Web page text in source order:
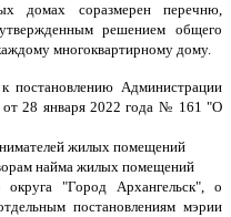
домах соразмерен перечню,
решением общего
многоквартирному дому.
Администрации
от 28 января 2022 года № 161 "О
жилых помещений
найма жилых помещений
округа "Город Архангельск", о
постановлениям мэрии